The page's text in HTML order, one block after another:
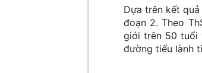
Dựa trên kết
đoạn 2. Theo
giới trên 50 tuổi
đường tiểu lành